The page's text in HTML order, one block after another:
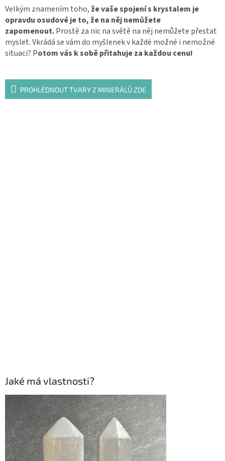
Velkým znamením toho, že vaše spojení s krystalem je
opravdu osudové je to, že na něj nemůžete
zapomenout.Prostě za nic na světě na něj nemůžete přestat
myslet. Vkrádá se vám do myšlenek v každé možné i nemožné
situaci? Potom vás k sobě přitahuje za každou cenu!
PROHLÉDNOUT TVARY Z MINERÁLŮ ZDE
Jaké má vlastnosti?